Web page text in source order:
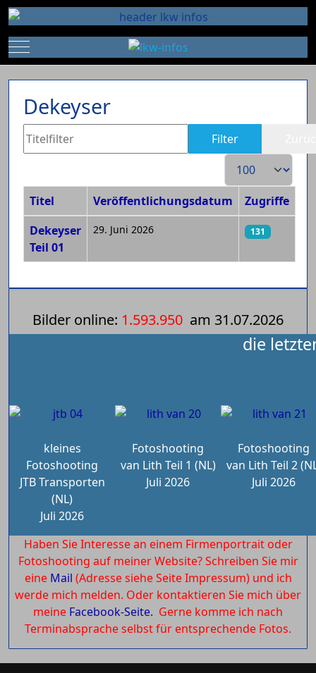
Mobile Menu Toggle
Dekeyser
Titelfilter Filter
Anzeige #
Beiträge
Titel Veröffentlichungsdatum
Zugriffe
Dekeyser
Teil 01
29. Juni 2026 131
Bilder online: 1.593.950 am 31.07.2026
die
kleines
Fotoshooting
JTB Transporten
(NL)
Juli 2026
Fotoshooting
van Lith Teil 1 (NL)
Juli 2026
Fotoshooting
van Lith Teil 2
Juli 2026
Haben Sie Interesse an einem Firmenportrait oder
Fotoshooting auf meiner Website? Schreiben Sie mir
eine Mail (Adresse siehe Seite Impressum) und ich
werde mich melden. Oder kontaktieren Sie mich über
meine Facebook-Seite. Gerne komme ich nach
Terminabsprache selbst für entsprechende Fotos.